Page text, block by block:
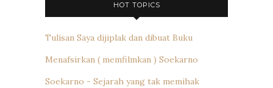
HOT TOPICS
Tulisan Saya dijiplak dan dibuat Buku
Menafsirkan ( memfilmkan ) Soekarno
Soekarno - Sejarah yang tak memihak